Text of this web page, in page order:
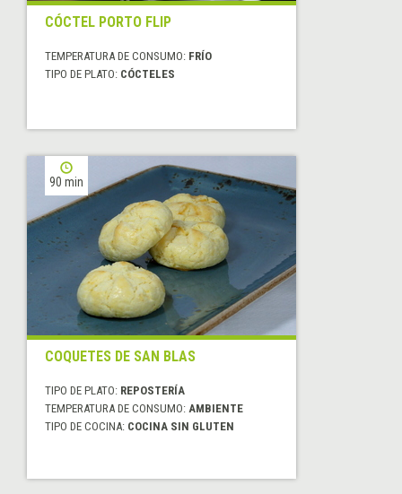
CÓCTEL PORTO FLIP
TEMPERATURA DE CONSUMO: FRÍO
TIPO DE PLATO: CÓCTELES
90 min
COQUETES DE SAN BLAS
TIPO DE PLATO: REPOSTERÍA
TEMPERATURA DE CONSUMO: AMBIENTE
TIPO DE COCINA: COCINA SIN GLUTEN